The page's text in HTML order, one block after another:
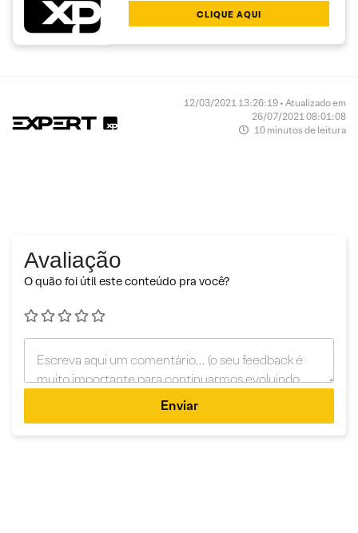
CLIQUE AQUI
12/03/2021 13:26:19 • Atualizado em
26/07/2021 08:01:08
10 minutos de leitura
Avaliação
O quão foi útil este conteúdo pra você?
Enviar